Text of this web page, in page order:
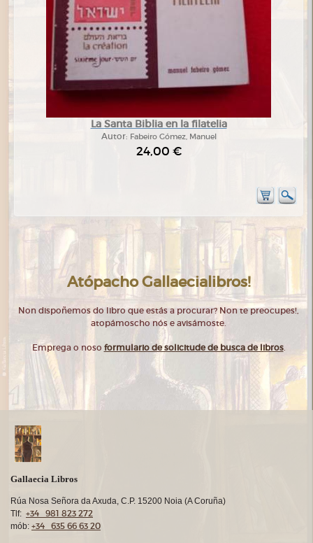
La Santa Biblia en la filatelia
Autor: Fabeiro Gómez, Manuel
24,00 €
Atópacho Gallaecialibros!
Non dispoñemos do libro que estás a procurar? Non te preocupes!,
atopámoscho nós e avisámoste.
Emprega o noso formulario de solicitude de busca de libros.
Gallaecia Libros
Rúa Nosa Señora da Axuda, C.P. 15200 Noia (A Coruña)
Tlf: +34 981 823 272
mób: +34 635 66 63 20